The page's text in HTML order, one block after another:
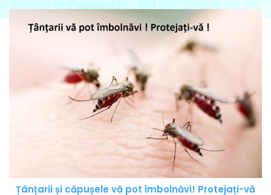
Țânțarii și căpușele vă pot îmbolnăvi! Protejați-vă